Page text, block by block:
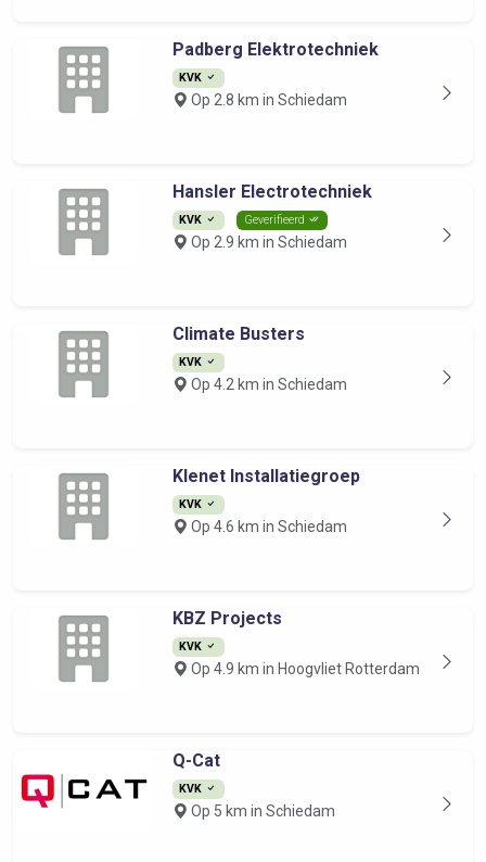
Padberg Elektrotechniek
KVK
Op 2.8 km in Schiedam
Hansler Electrotechniek
KVK Geverifieerd
Op 2.9 km in Schiedam
Climate Busters
KVK
Op 4.2 km in Schiedam
Klenet Installatiegroep
KVK
Op 4.6 km in Schiedam
KBZ Projects
KVK
Op 4.9 km in Hoogvliet Rotterdam
Q-Cat
KVK
Op 5 km in Schiedam